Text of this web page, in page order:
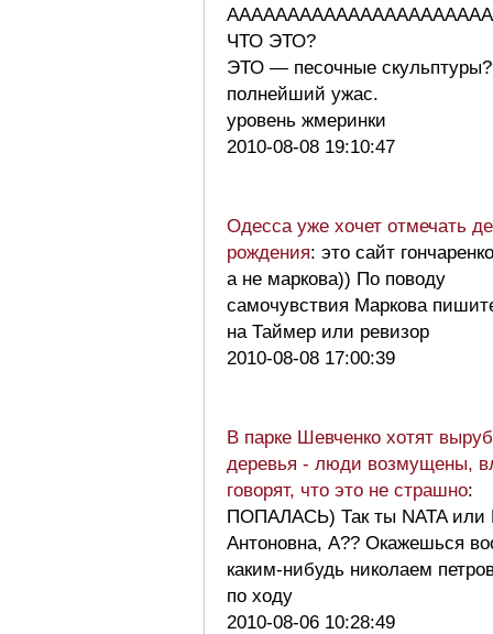
ЧТО ЭТО?
ЭТО — песочные
полнейший ужас.
уровень жмеринки
2010-08-08 19:10:47
Одесса уже хочет отмечать
рождения: это сайт
а не маркова)) По поводу
самочувствия Маркова
на Таймер или ревизор
2010-08-08 17:00:39
В парке Шевченко хотят
деревья - люди возмущены,
говорят, что это не страшно:
ПОПАЛАСЬ) Так ты NATA или
Антоновна, А?? Окажешься
каким-нибудь николаем
по ходу
2010-08-06 10:28:49